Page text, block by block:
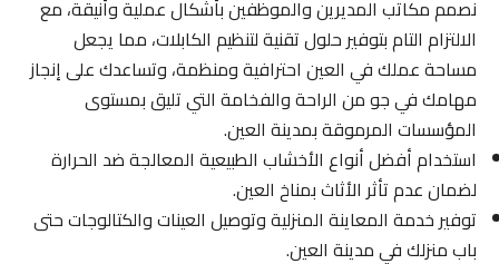
نصمم مكاتب المديرين والموظفين بأشكال عملية وأنيقة، مع
الالتزام التام بتوفير حلول تقنية لتنظيم الكابلات، مما يجعل
مساحة عملك في العين احترافية ومنظمة، وتساعدك على إنجاز
مهامك في جو من الراحة والفخامة التي تليق بمستوى
المؤسسات المرموقة بمدينة العين.
استخدام أفضل أنواع الأخشاب الطبيعية المعالجة ضد الحرارة
لضمان عدم تأثر الأثاث بمناخ العين.
توفير خدمة المعاينة المنزلية وتوصيل العينات والكتالوجات حتى
باب منزلك في مدينة العين.